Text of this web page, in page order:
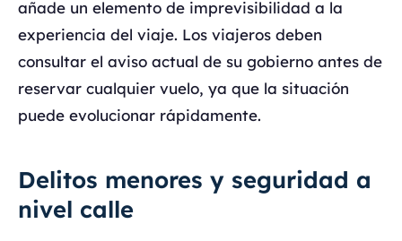
añade un elemento de imprevisibilidad a la
experiencia del viaje. Los viajeros deben
consultar el aviso actual de su gobierno antes de
reservar cualquier vuelo, ya que la situación
puede evolucionar rápidamente.
Delitos menores y seguridad a
nivel calle